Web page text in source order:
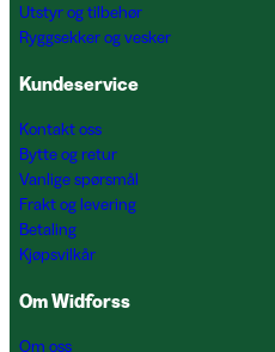
Utstyr og tilbehør
Ryggsekker og vesker
Kundeservice
Kontakt oss
Bytte og retur
Vanlige spørsmål
Frakt og levering
Betaling
Kjøpsvilkår
Om Widforss
Om oss